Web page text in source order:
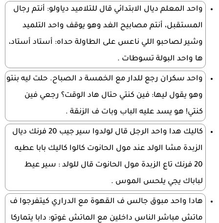
واحد المعلم ديال الابتدائي قال للتلاميد دياولو: أنتم رجال
المستقبل، أنتم مصابيح الغد وهو يوقف واحد التلميد
وشير لصاحبو اللي ناعس على الطاولة حداه: أستاد أستاد،
ها واحد البولة تسوطات .
واحد سكران رجع للدار مع الخمسة د الصباح. حلت ليه بنتو
وهو يقول ليها: فين كنتي حتال هاد الوقت؟ رجعي فين
كنتي! هو يسد عليه الباب وبات ف الزنقة .
كاليك هدا واحد الرجل قال لولدوا سير جيب 20 فرنك ديال
الزبدة مشا الولد عند مول الحانوت كالوا كاليك بابا عطيه
20 فرنك تاع الزبدة مول الحانوت قال للولد : سير عيط
لباباك يجي يلحس الموس .
هادا واحد مبوق جالس ف القهوة مع الدراري كيتفرجوا ف
ماتش مباشر الناس داخلين مع الماتش غوتو: دابا يتماركا